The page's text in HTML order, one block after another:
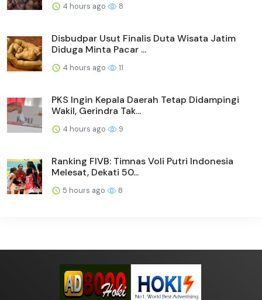
4 hours ago 8
Disbudpar Usut Finalis Duta Wisata Jatim
Diduga Minta Pacar ...
4 hours ago 11
PKS Ingin Kepala Daerah Tetap Didampingi
Wakil, Gerindra Tak...
4 hours ago 9
Ranking FIVB: Timnas Voli Putri Indonesia
Melesat, Dekati 50...
5 hours ago 8